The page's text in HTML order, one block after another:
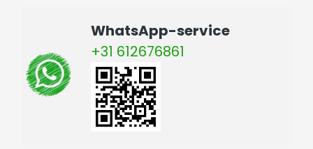
WhatsApp-service
+31 612676861